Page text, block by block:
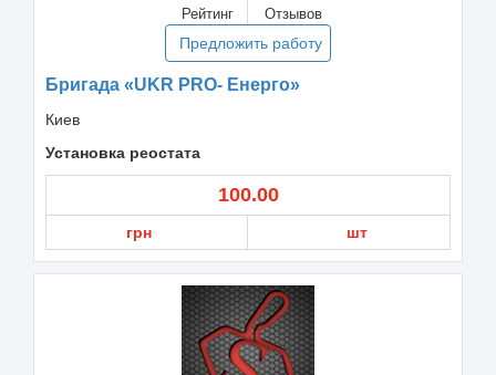
Рейтинг Отзывов
Предложить работу
Бригада «UKR PRO- Енерго»
Киев
Установка реостата
100.00
грн шт